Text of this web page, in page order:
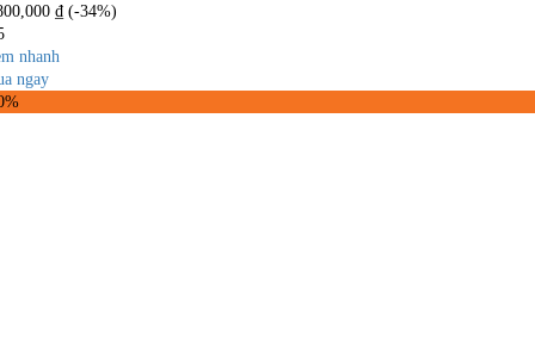
₫ (-34%)
nhanh
ngay